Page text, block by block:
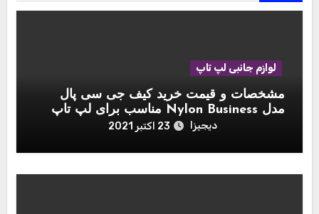
لوازم جانبی لپ تاپ
مشخصات و قیمت خرید کیف جی سی پال
مدل Nylon Business مناسب برای لپ تاپ
اپل مک بوک 15 اینچدیجیزا 23 اکتبر 2021